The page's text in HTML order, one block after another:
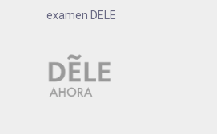
examen DELE